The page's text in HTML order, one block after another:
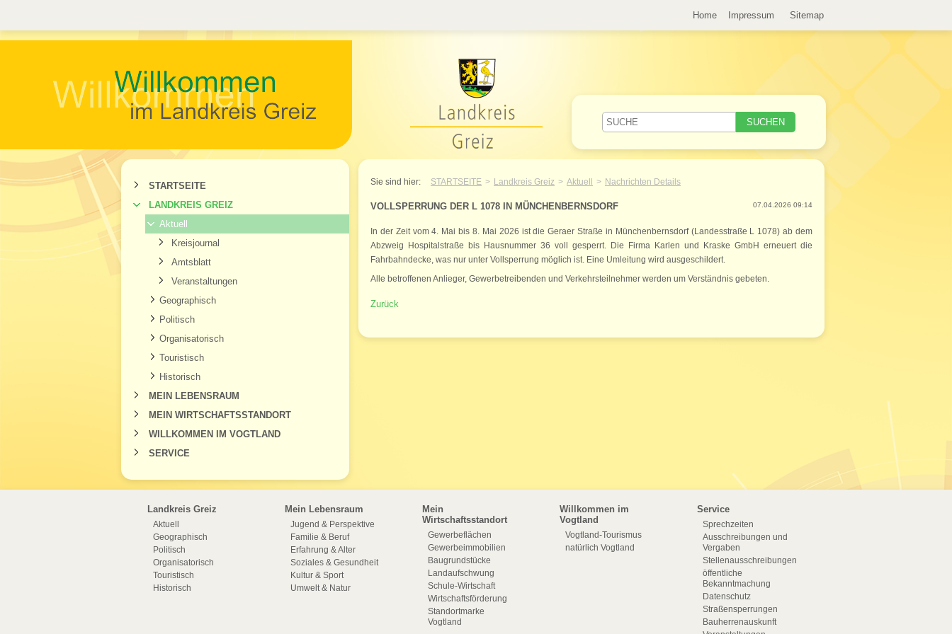
Home Impressum Sitemap
STARTSEITE
LANDKREIS GREIZ
Aktuell
Kreisjournal
Amtsblatt
Veranstaltungen
Geographisch
Politisch
Organisatorisch
Touristisch
Historisch
MEIN LEBENSRAUM
MEIN WIRTSCHAFTSSTANDORT
WILLKOMMEN IM VOGTLAND
SERVICE
Sie sind hier: STARTSEITE Landkreis Greiz Aktuell Nachrichten Details
07.04.2026 09:14
VOLLSPERRUNG DER L 1078 IN MÜNCHENBERNSDORF
In der Zeit vom 4. Mai bis 8. Mai 2026 ist die Geraer Straße in Münchenbernsdorf (Landesstraße L 1078) ab dem
Abzweig Hospitalstraße bis Hausnummer 36 voll gesperrt. Die Firma Karlen und Kraske GmbH erneuert die
Fahrbahndecke, was nur unter Vollsperrung möglich ist. Eine Umleitung wird ausgeschildert.
Alle betroffenen Anlieger, Gewerbetreibenden und Verkehrsteilnehmer werden um Verständnis gebeten.
Zurück
Landkreis Greiz
Aktuell
Geographisch
Politisch
Organisatorisch
Touristisch
Historisch
Mein Lebensraum
Jugend & Perspektive
Familie & Beruf
Erfahrung & Alter
Soziales & Gesundheit
Kultur & Sport
Umwelt & Natur
Mein
Wirtschaftsstandort
Gewerbeflächen
Gewerbeimmobilien
Baugrundstücke
Landaufschwung
Schule-Wirtschaft
Wirtschaftsförderung
Standortmarke
Vogtland
Willkommen im
Vogtland
Vogtland-Tourismus
natürlich Vogtland
Service
Sprechzeiten
Ausschreibungen und
Vergaben
Stellenausschreibungen
öffentliche
Bekanntmachung
Datenschutz
Straßensperrungen
Bauherrenauskunft